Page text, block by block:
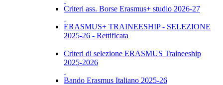
Criteri ass. Borse Erasmus+ studio 2026-27
ERASMUS+ TRAINEESHIP - SELEZIONE
2025-26 - Rettificata
Criteri di selezione ERASMUS Traineeship
2025-2026
Bando Erasmus Italiano 2025-26